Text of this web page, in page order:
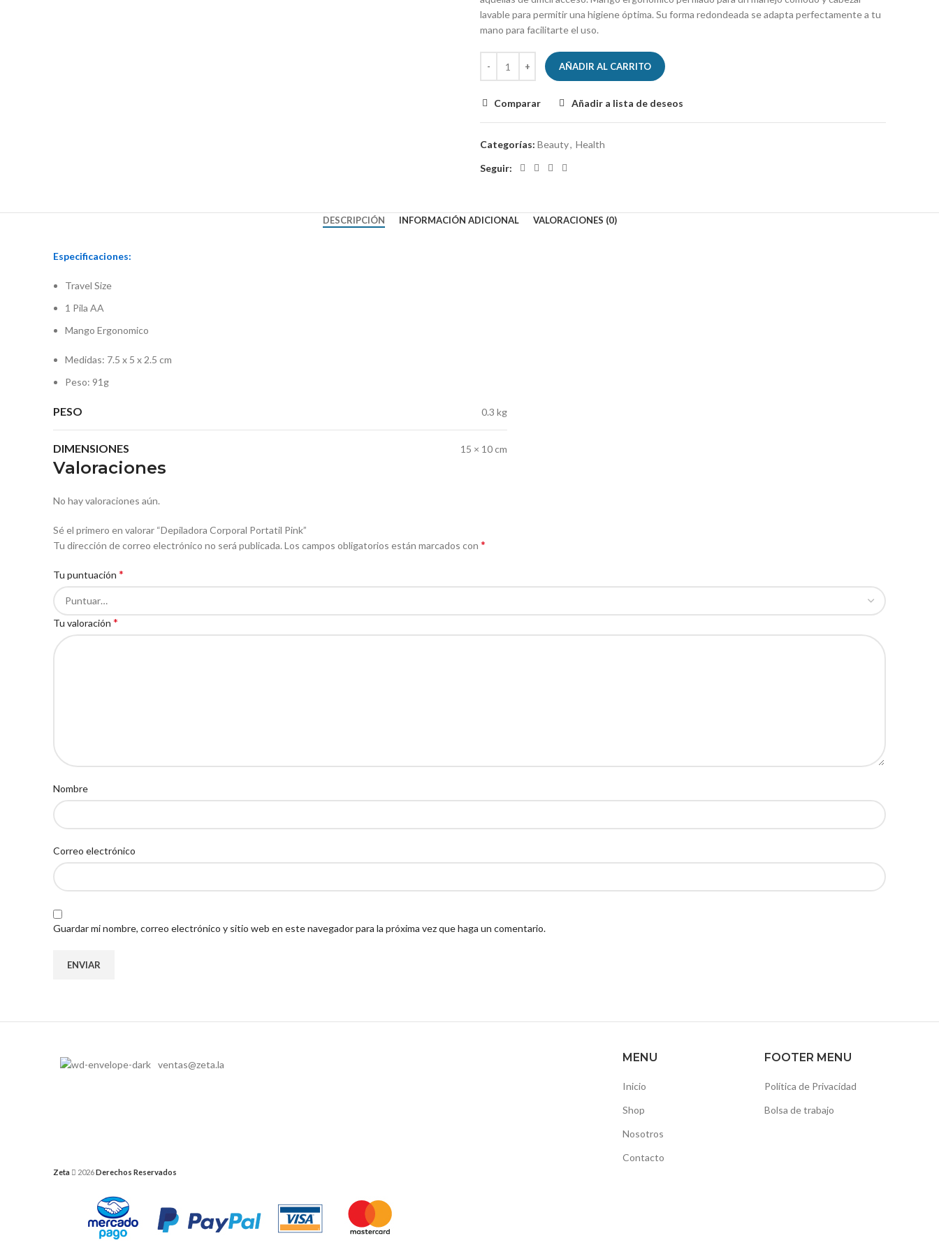
lavable para permitir una higiene óptima. Su forma redondeada se adapta perfectamente a tu
mano para facilitarte el uso.
AÑADIR AL CARRITO
Comparar Añadir a lista de deseos
Categorías: Beauty, Health
Seguir:
DESCRIPCIÓN INFORMACIÓN ADICIONAL VALORACIONES (0)
Especificaciones:
Travel Size
1 Pila AA
Mango Ergonomico
Medidas: 7.5 x 5 x 2.5 cm
Peso: 91g
PESO 0.3 kg
DIMENSIONES 15 × 10 cm
Valoraciones
No hay valoraciones aún.
Sé el primero en valorar “Depiladora Corporal Portatil Pink”
Tu dirección de correo electrónico no será publicada. Los campos obligatorios están marcados con *
Tu puntuación *
Tu valoración *
Nombre
Correo electrónico
Guardar mi nombre, correo electrónico y sitio web en este navegador para la próxima vez que haga un comentario.
ventas@zeta.la
MENU
Inicio
Shop
Nosotros
Contacto
FOOTER MENU
Política de Privacidad
Bolsa de trabajo
Zeta 2026Derechos Reservados